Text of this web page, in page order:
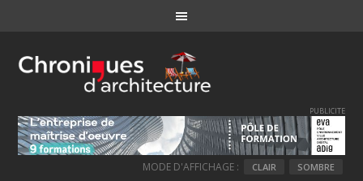
PUBLICITE
MODE D'AFFICHAGE : CLAIR SOMBRE